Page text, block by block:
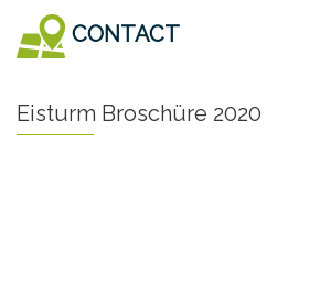
CONTACT
Eisturm Broschüre 2020